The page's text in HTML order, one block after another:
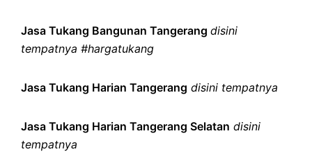
Jasa Tukang Bangunan Tangerang disini
tempatnya #hargatukang
Jasa Tukang Harian Tangerang disini tempatnya
Jasa Tukang Harian Tangerang Selatan disini
tempatnya